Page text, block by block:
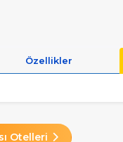
Özellikler
Otelleri